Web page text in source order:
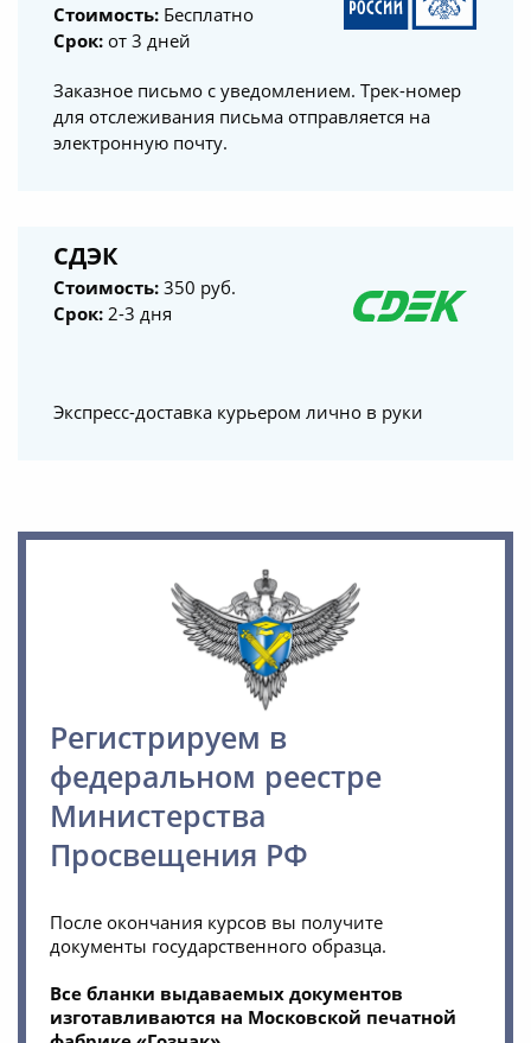
Стоимость: Бесплатно
Срок: от 3 дней
Заказное письмо с уведомлением. Трек-номер
для отслеживания письма отправляется на
электронную почту.
СДЭК
Стоимость: 350 руб.
Срок: 2-3 дня
Экспресс-доставка курьером лично в руки
Регистрируем в
федеральном реестре
Министерства
Просвещения РФ
После окончания курсов вы получите
документы государственного образца.
Все бланки выдаваемых документов
изготавливаются на Московской печатной